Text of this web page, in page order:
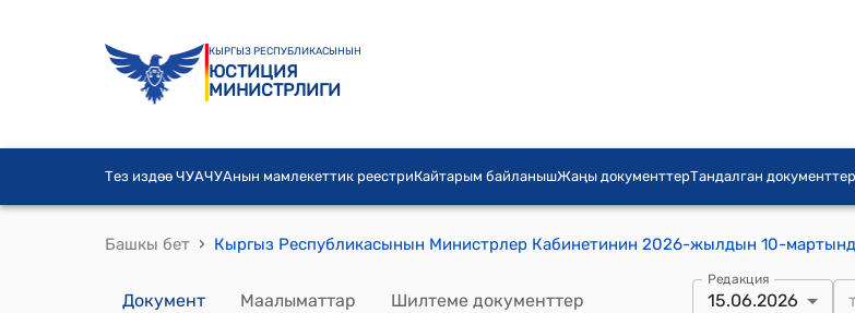
КЫРГЫЗ РЕСПУБЛИКАСЫНЫН
ЮСТИЦИЯ
МИНИСТРЛИГИ
Тез издөө ЧУАЧУАнын мамлекеттик реестриКайтарым байланышЖаңы документтерТандалган документтер
Башкы бет ›
Документ Маалыматтар Шилтеме документтер
Редакция
15.06.2026